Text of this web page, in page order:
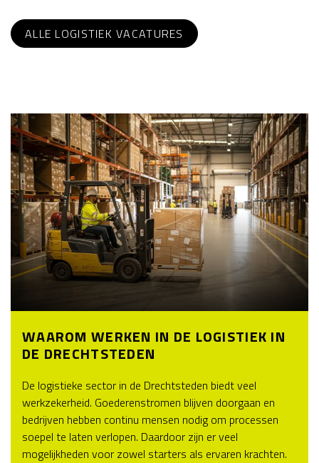
ALLE LOGISTIEK VACATURES
WAAROM WERKEN IN DE LOGISTIEK IN
DE DRECHTSTEDEN
De logistieke sector in de Drechtsteden biedt veel
werkzekerheid. Goederenstromen blijven doorgaan en
bedrijven hebben continu mensen nodig om processen
soepel te laten verlopen. Daardoor zijn er veel
mogelijkheden voor zowel starters als ervaren krachten.